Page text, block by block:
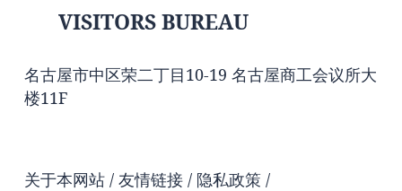
VISITORS BUREAU
名古屋市中区荣二丁目10-19 名古屋商工会议所大
楼11F
关于本网站 友情链接 隐私政策